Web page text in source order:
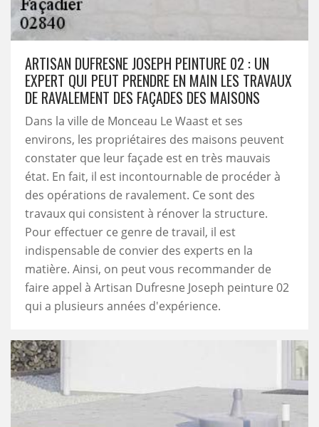
ARTISAN DUFRESNE JOSEPH PEINTURE 02 : UN
EXPERT QUI PEUT PRENDRE EN MAIN LES TRAVAUX
DE RAVALEMENT DES FAÇADES DES MAISONS
Dans la ville de Monceau Le Waast et ses
environs, les propriétaires des maisons peuvent
constater que leur façade est en très mauvais
état. En fait, il est incontournable de procéder à
des opérations de ravalement. Ce sont des
travaux qui consistent à rénover la structure.
Pour effectuer ce genre de travail, il est
indispensable de convier des experts en la
matière. Ainsi, on peut vous recommander de
faire appel à Artisan Dufresne Joseph peinture 02
qui a plusieurs années d'expérience.